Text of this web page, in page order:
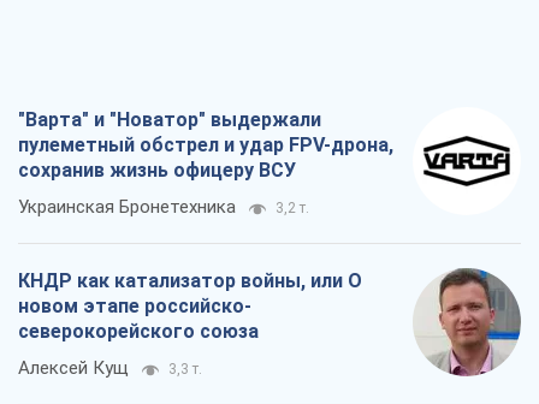
"Варта" и "Новатор" выдержали
пулеметный обстрел и удар FPV-дрона,
сохранив жизнь офицеру ВСУ
Украинская Бронетехника 3,2 т.
КНДР как катализатор войны, или О
новом этапе российско-
северокорейского союза
Алексей Кущ 3,3 т.